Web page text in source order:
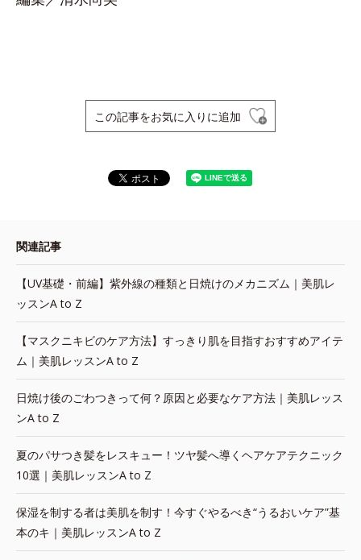
この記事をお気に入りに追加
関連記事
【UV基礎・前編】紫外線の種類と日焼けのメカニズム｜美肌レ
ッスンA to Z
【マスクニキビのケア方法】すっきり肌を目指すおすすめアイテ
ム｜美肌レッスンA to Z
日焼け後のごわつきって何？原因と必要なケア方法｜美肌レッス
ンA to Z
夏のパサつき髪をレスキュー！ツヤ髪へ導くヘアケアテクニック
10選｜美肌レッスンA to Z
保湿を制する者は美肌を制す！今すぐやるべき“うるおいケア”基
本のキ｜美肌レッスンA to Z